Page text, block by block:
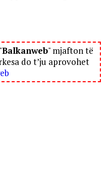
Balkanweb" mjafton të
do t’ju aprovohet